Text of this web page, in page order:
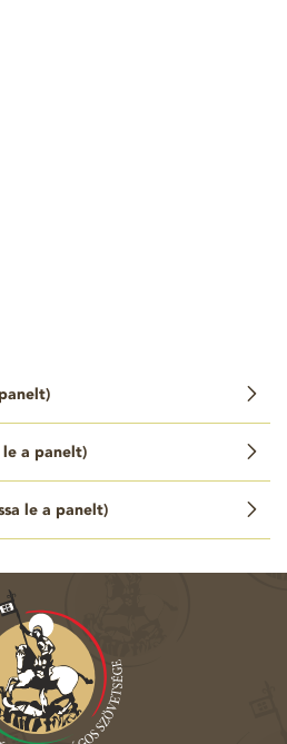
panelt)
le a panelt)
le a panelt)